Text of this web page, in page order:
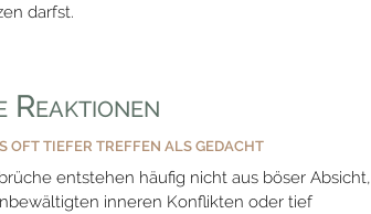
darfst.
Reaktionen
OFT TIEFER TREFFEN ALS GEDACHT
entstehen häufig nicht aus böser Absicht,
inneren Konflikten oder tief